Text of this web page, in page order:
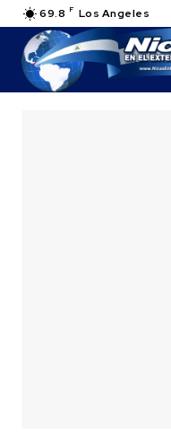
69.8 F Los Angeles